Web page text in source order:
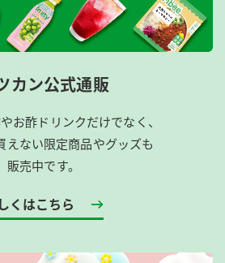
カン公式通販
お酢ドリンクだけでなく、
えない限定商品やグッズも
販売中です。
くはこちら